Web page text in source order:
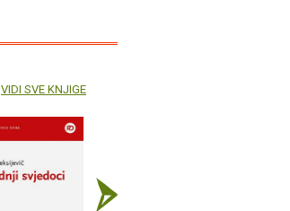
VIDI SVE KNJIGE